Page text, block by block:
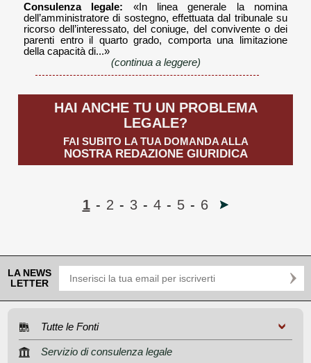
Consulenza legale: «In linea generale la nomina
dell’amministratore di sostegno, effettuata dal tribunale su
ricorso dell’interessato, del coniuge, del convivente o dei
parenti entro il quarto grado, comporta una limitazione
della capacità di...»
(continua a leggere)
HAI ANCHE TU UN PROBLEMA
LEGALE?
FAI SUBITO LA TUA DOMANDA ALLA
NOSTRA REDAZIONE GIURIDICA
1 - 2 - 3 - 4 - 5 - 6
LA NEWS
LETTER
Tutte le Fonti
Servizio di consulenza legale